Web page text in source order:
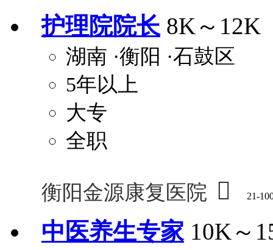
护理院院长 8K～12K
湖南 ·衡阳 ·石鼓区
5年以上
大专
全职
衡阳金源康复医院  21-
中医养生专家 10K～